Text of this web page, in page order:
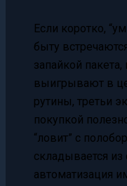
Если коротко,
быту
запайкой
выигрывают в
рутины, третьи
покупкой
“ловит” с
складывается
автоматизация